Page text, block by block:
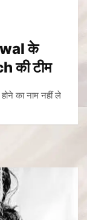
के
की टीम
का नाम नहीं ले